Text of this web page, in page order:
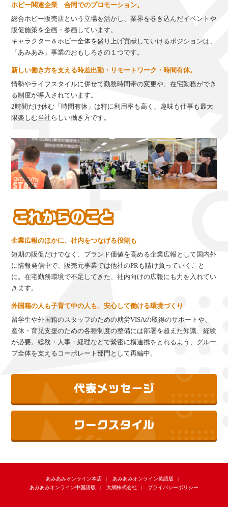
ホビー関連企業 合同でのプロモーション。
総合ホビー販売店という立場を活かし、業界を巻き込んだイベントや
販促施策を企画・参画しています。
キャラクター＆ホビー全体を盛り上げ貢献していけるポジションは、
「あみあみ」事業のおもしろさの１つです。
新しい働き方を支える時差出勤・リモートワーク・時間有休。
情勢やライフスタイルに併せて勤務時間帯の変更や、在宅勤務ができ
る制度が導入されています。
2時間だけ休む「時間有休」は特に利用率も高く、趣味も仕事も最大
限楽しむ当社らしい働き方です。
企業広報のほかに、社内をつなげる役割も
短期の販促だけでなく、ブランド価値を高める企業広報として国内外
に情報発信中で、販売元事業では他社のPRも請け負っていくこと
に。在宅勤務環境で不足してきた、社内向けの広報にも力を入れてい
きます。
外国籍の人も子育て中の人も、安心して働ける環境づくり
留学生や外国籍のスタッフのための就労VISAの取得のサポートや、
産休・育児支援のための各種制度の整備には部署を超えた知識、経験
が必要。総務・人事・経理などで緊密に横連携をとれるよう、グルー
プ全体を支えるコーポレート部門として再編中。
あみあみオンライン本店
あみあみオンライン英語版
あみあみオンライン中国語版
大網株式会社 プライバシーポリシー